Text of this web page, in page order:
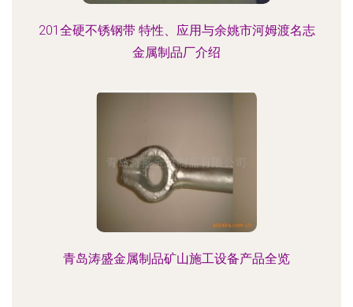
201全硬不锈钢带 特性、应用与余姚市河姆渡名志
金属制品厂介绍
青岛涛盛金属制品矿山施工设备产品全览